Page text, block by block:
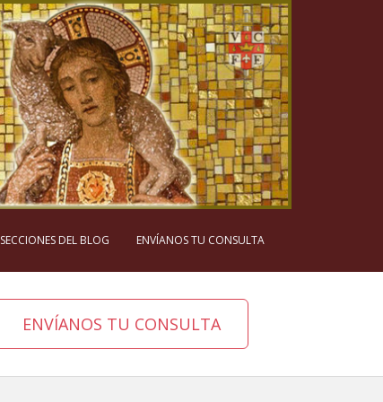
SECCIONES DEL BLOG ENVÍANOS TU CONSULTA
ENVÍANOS TU CONSULTA